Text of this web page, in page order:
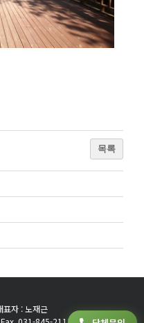
목록
표자 : 노재근